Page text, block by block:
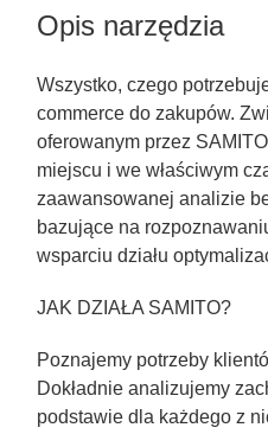
Opis narzędzia
Wszystko, czego
commerce do zakupów.
oferowanym przez
miejscu i we właściwym
zaawansowanej analizie
bazujące na
wsparciu działu
JAK DZIAŁA SAMITO?
Poznajemy potrzeby
Dokładnie analizujemy
podstawie dla każdego z